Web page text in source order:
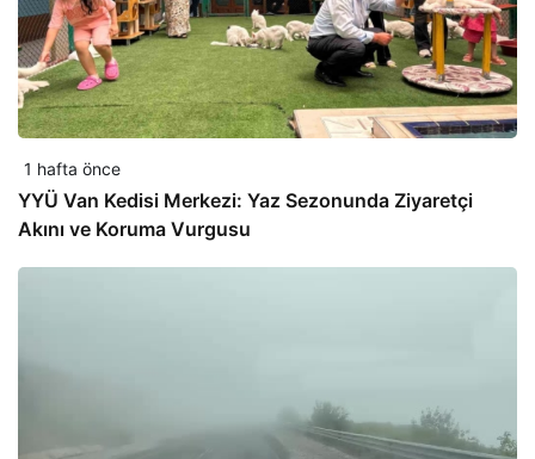
1 hafta önce
YYÜ Van Kedisi Merkezi: Yaz Sezonunda Ziyaretçi
Akını ve Koruma Vurgusu